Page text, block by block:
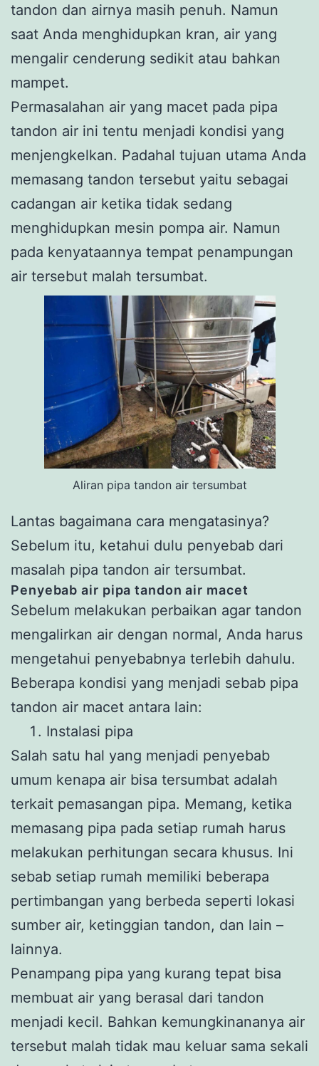
tandon dan airnya masih penuh. Namun
saat Anda menghidupkan kran, air yang
mengalir cenderung sedikit atau bahkan
mampet.
Permasalahan air yang macet pada pipa
tandon air ini tentu menjadi kondisi yang
menjengkelkan. Padahal tujuan utama Anda
memasang tandon tersebut yaitu sebagai
cadangan air ketika tidak sedang
menghidupkan mesin pompa air. Namun
pada kenyataannya tempat penampungan
air tersebut malah tersumbat.
Aliran pipa tandon air tersumbat
Lantas bagaimana cara mengatasinya?
Sebelum itu, ketahui dulu penyebab dari
masalah pipa tandon air tersumbat.
Penyebab air pipa tandon air macet
Sebelum melakukan perbaikan agar tandon
mengalirkan air dengan normal, Anda harus
mengetahui penyebabnya terlebih dahulu.
Beberapa kondisi yang menjadi sebab pipa
tandon air macet antara lain:
Instalasi pipa
Salah satu hal yang menjadi penyebab
umum kenapa air bisa tersumbat adalah
terkait pemasangan pipa. Memang, ketika
memasang pipa pada setiap rumah harus
melakukan perhitungan secara khusus. Ini
sebab setiap rumah memiliki beberapa
pertimbangan yang berbeda seperti lokasi
sumber air, ketinggian tandon, dan lain –
lainnya.
Penampang pipa yang kurang tepat bisa
membuat air yang berasal dari tandon
menjadi kecil. Bahkan kemungkinananya air
tersebut malah tidak mau keluar sama sekali